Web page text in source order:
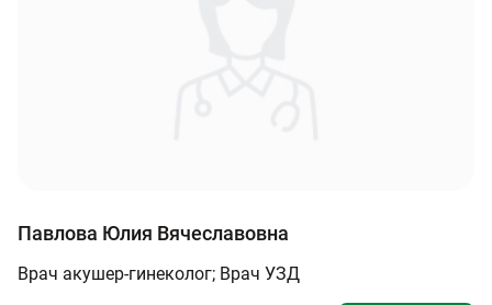
Павлова Юлия Вячеславовна
Врач акушер-гинеколог; Врач УЗД